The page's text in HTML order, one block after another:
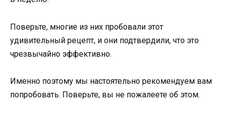
Поверьте, многие из них пробовали этот
удивительный рецепт, и они подтвердили, что это
чрезвычайно эффективно.
Именно поэтому мы настоятельно рекомендуем вам
попробовать. Поверьте, вы не пожалеете об этом.